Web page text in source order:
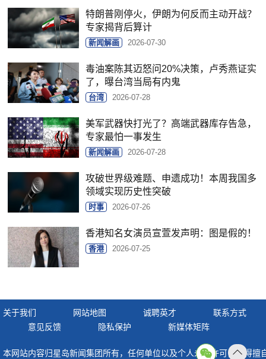
特朗普刚停火，伊朗为何反而主动开战？
专家揭背后算计
新闻解画 2026-07-30
毒油案陈其迈怒问20%决策，卢秀燕证实
了，曝台湾当局有内鬼
台湾 2026-07-28
美军武器快打光了？高端武器库存告急，
专家最怕一事发生
新闻解画 2026-07-28
攻破世界级难题、申遗成功！本周我国多
领域实现历史性突破
时事 2026-07-26
香港知名女演员宣萱发声明：图是假的！
香港 2026-07-25
关于我们 网站地图 诚聘英才
联系方式
意见反馈
隐私保护 新媒体矩阵
本网站内容归星岛新闻集团所有，任何单位以及个人未经许可，不得擅